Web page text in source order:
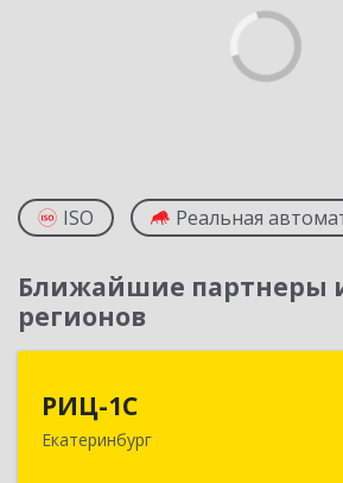
ISO Реальная
Ближайшие партнеры
регионов
РИЦ-1С
Екатеринбург
620102, Свердловская обл,